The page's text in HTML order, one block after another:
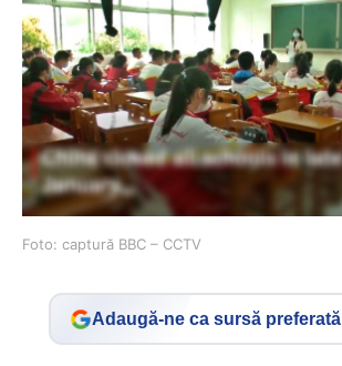
Foto: captură BBC – CCTV
Adaugă-ne ca sursă